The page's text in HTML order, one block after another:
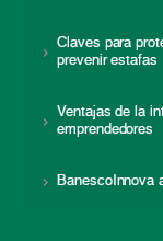
Claves para
prevenir estafas
Ventajas de la
emprendedores
BanescoInnova